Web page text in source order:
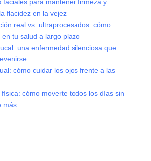
faciales para mantener firmeza y
flacidez en la vejez
real vs. ultraprocesados: cómo
en tu salud a largo plazo
una enfermedad silenciosa que
cómo cuidar los ojos frente a las
física: cómo moverte todos los días sin
más